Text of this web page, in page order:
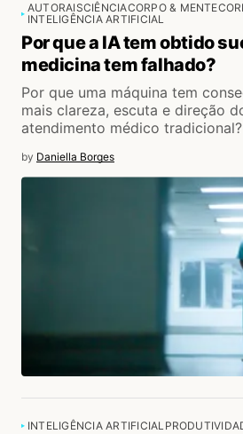
AUTORAISCIÊNCIACORPO & MENTE
INTELIGÊNCIA ARTIFICIAL
Por que a IA tem obtido
medicina tem falhado?
Por que uma máquina tem
mais clareza, escuta e direção
atendimento médico tradicional?
by Daniella Borges
INTELIGÊNCIA ARTIFICIAL